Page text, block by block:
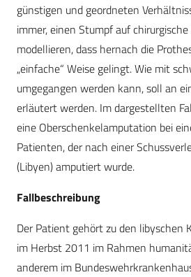
günstigen und geordneten
immer, einen Stumpf auf chirurgische
modellieren, dass hernach die
„einfache“ Weise gelingt. Wie mit
umgegangen werden kann, soll an
erläutert werden. Im dargestellten
eine Oberschenkelamputation bei
Patienten, der nach einer
(Libyen) amputiert wurde.
Fallbeschreibung
Der Patient gehört zu den libyschen
im Herbst 2011 im Rahmen
anderem im